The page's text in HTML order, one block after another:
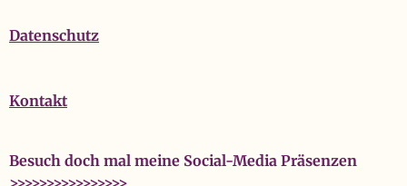
Datenschutz
Kontakt
Besuch doch mal meine Social-Media Präsenzen